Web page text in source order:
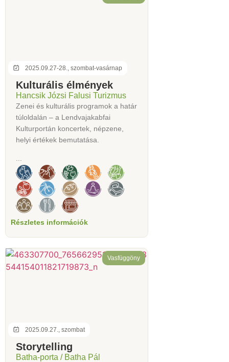
2025.09.27-28., szombat-vasárnap
Kulturális élmények
Hancsik Józsi Falusi Turizmus
Zenei és kulturális programok a határ
túloldalán – a Lendvajakabfai
Kulturportán koncertek, népzene,
helyi értékek bemutatása.
Részletes információk
2025.09.27., szombat
Vasfüggöny
Storytelling
Batha-porta / Batha Pál